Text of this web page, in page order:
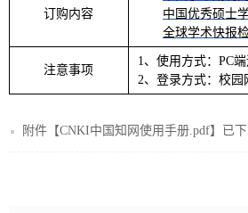
订购内容
中国优秀硕士
全球学术快报
注意事项
1、使用方式：PC
2、登录方式：校园
附件【CNKI中国知网使用手册.pdf】已